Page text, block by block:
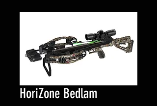
HoriZone Bedlam